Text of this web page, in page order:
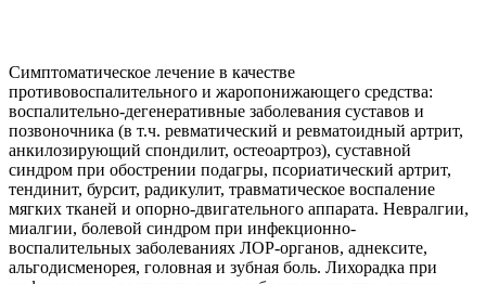
Симптоматическое лечение в качестве
противовоспалительного и жаропонижающего средства:
воспалительно-дегенеративные заболевания суставов и
позвоночника (в т.ч. ревматический и ревматоидный артрит,
анкилозирующий спондилит, остеоартроз), суставной
синдром при обострении подагры, псориатический артрит,
тендинит, бурсит, радикулит, травматическое воспаление
мягких тканей и опорно-двигательного аппарата. Невралгии,
миалгии, болевой синдром при инфекционно-
воспалительных заболеваниях ЛОР-органов, аднексите,
альгодисменорея, головная и зубная боль. Лихорадка при